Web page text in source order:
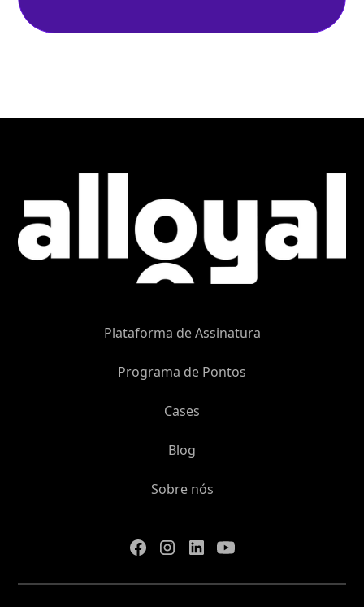
Plataforma de Assinatura
Programa de Pontos
Cases
Blog
Sobre nós